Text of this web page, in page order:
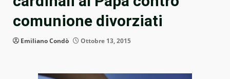
comunione divorziati
Emiliano Condò Ottobre 13, 2015